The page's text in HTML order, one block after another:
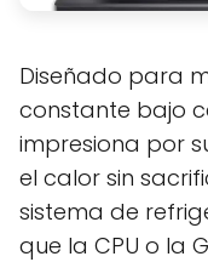
Diseñado para
constante bajo
impresiona por
el calor sin
sistema de
que la CPU o la